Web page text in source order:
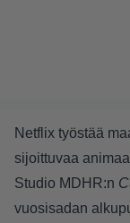
Netflix työstää
sijoittuvaa
Studio MDHR:n
vuosisadan